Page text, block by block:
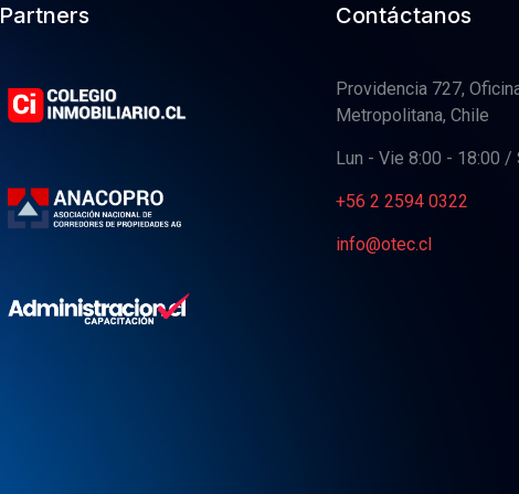
Partners Contáctanos
Providencia 727,
Metropolitana, Chile
Lun - Vie 8:00 - 18:00 /
+56 2 2594 0322
info@otec.cl